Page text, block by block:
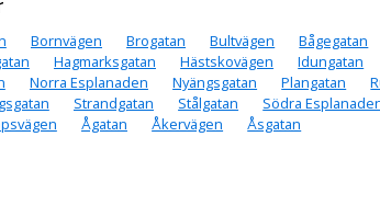
Bornvägen Brogatan Bultvägen Bågegatan
Hagmarksgatan Hästskovägen Idungatan
Norra Esplanaden Nyängsgatan Plangatan
Strandgatan Stålgatan Södra
Ågatan Åkervägen Åsgatan